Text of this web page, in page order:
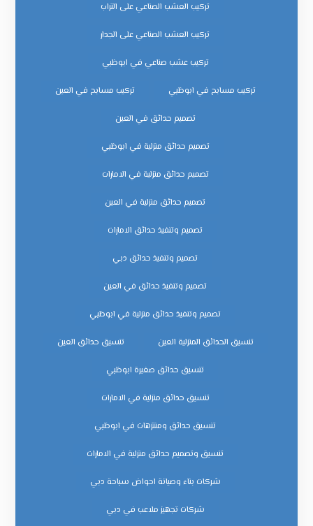
تركيب العشب الصناعي على التراب
تركيب العشب الصناعي على الجدار
تركيب عشب صناعي في ابوظبي
تركيب مسابح في ابوظبي تركيب مسابح في العين
تصميم حدائق في العين
تصميم حدائق منزلية في ابوظبي
تصميم حدائق منزلية في الامارات
تصميم حدائق منزلية في العين
تصميم وتنفيذ حدائق الامارات
تصميم وتنفيذ حدائق دبي
تصميم وتنفيذ حدائق في العين
تصميم وتنفيذ حدائق منزلية في ابوظبي
تنسيق الحدائق المنزلية العين تنسيق حدائق العين
تنسيق حدائق صغيرة ابوظبي
تنسيق حدائق منزلية في الامارات
تنسيق حدائق ومنتزهات في ابوظبي
تنسيق وتصميم حدائق منزلية في الامارات
شركات بناء وصيانة احواض سباحة دبي
شركات تجهيز ملاعب في دبي